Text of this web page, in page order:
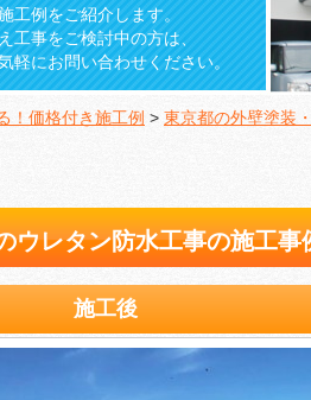
工例をご紹介します。
工事をご検討中の方は、
軽にお問い合わせください。
！価格付き施工例 > 東京都の外壁塗装
ウレタン防水工事の施工事
施工後